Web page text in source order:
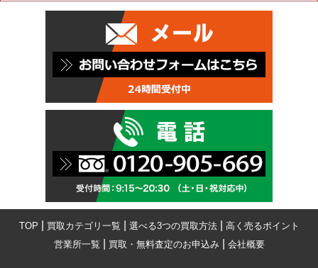
TOP 買取カテゴリ一覧 選べる3つの買取方法| 高く売るポイント
営業所一覧
買取・無料査定のお申込み| 会社概要